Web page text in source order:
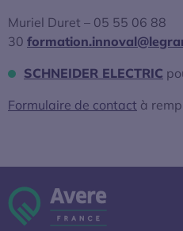
Muriel Duret – 05 55 06 88
30
SCHNEIDER ELECTRIC
Formulaire de contact à